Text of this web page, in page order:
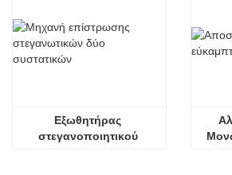
Εξωθητήρας
στεγανοποιητικού